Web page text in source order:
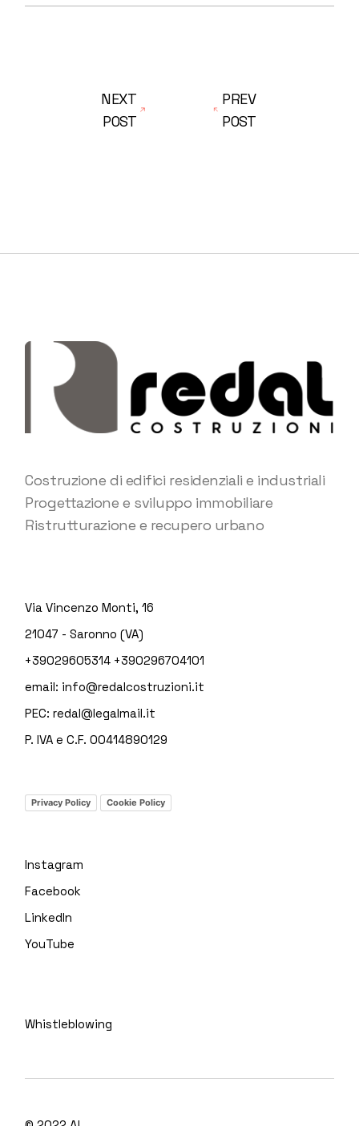
PREV
POST
NEXT
POST
Costruzione di edifici residenziali e industriali
Progettazione e sviluppo immobiliare
Ristrutturazione e recupero urbano
Via Vincenzo Monti, 16
21047 - Saronno (VA)
+39029605314 +390296704101
email: info@redalcostruzioni.it
PEC:redal@legalmail.it
P. IVA e C.F. 00414890129
Privacy Policy Cookie Policy
Instagram
Facebook
LinkedIn
YouTube
Whistleblowing